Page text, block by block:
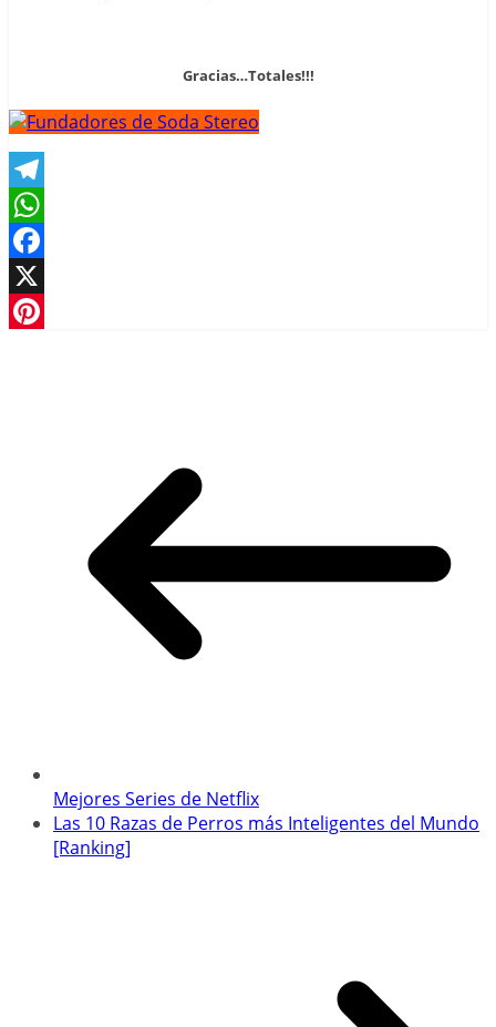
Gracias…Totales!!!
Telegram
WhatsApp
Facebook
X
Mejores Series de Netflix
Las 10 Razas de Perros más Inteligentes del Mundo
[Ranking]